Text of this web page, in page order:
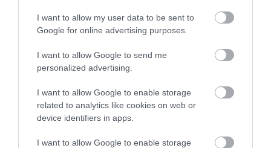
I want to allow my user data to be sent to
Google for online advertising purposes.
I want to allow Google to send me
personalized advertising.
I want to allow Google to enable storage
related to analytics like cookies on web or
device identifiers in apps.
I want to allow Google to enable storage
KIRÁNDULÁS A
ARBORÉTUMBA
SZŐLŐ ÉS KOMLÓ